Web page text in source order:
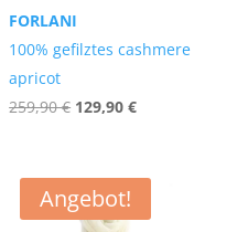
FORLANI
100% gefilztes cashmere
apricot
259,90€ Ursprünglicher
259,90 €
129,90€Aktueller
Angebot!